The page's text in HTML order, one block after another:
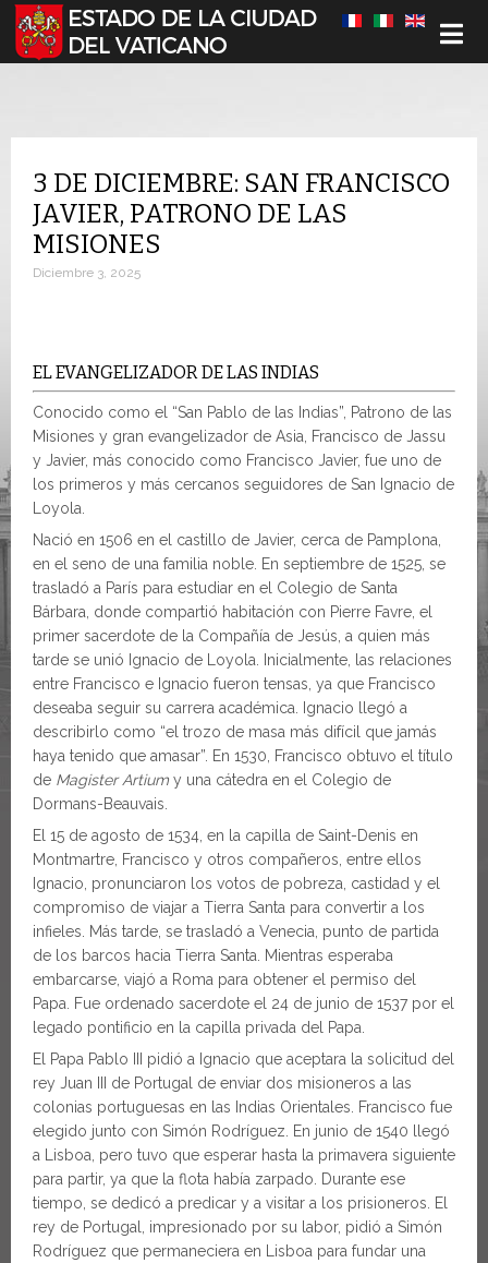
Seleccione su idioma
3 DE DICIEMBRE: SAN FRANCISCO
JAVIER, PATRONO DE LAS
MISIONES
Diciembre 3, 2025
EL EVANGELIZADOR DE LAS INDIAS
Conocido como el “San Pablo de las Indias”, Patrono de las
Misiones y gran evangelizador de Asia, Francisco de Jassu
y Javier, más conocido como Francisco Javier, fue uno de
los primeros y más cercanos seguidores de San Ignacio de
Loyola.
Nació en 1506 en el castillo de Javier, cerca de Pamplona,
en el seno de una familia noble. En septiembre de 1525, se
trasladó a París para estudiar en el Colegio de Santa
Bárbara, donde compartió habitación con Pierre Favre, el
primer sacerdote de la Compañía de Jesús, a quien más
tarde se unió Ignacio de Loyola. Inicialmente, las relaciones
entre Francisco e Ignacio fueron tensas, ya que Francisco
deseaba seguir su carrera académica. Ignacio llegó a
describirlo como “el trozo de masa más difícil que jamás
haya tenido que amasar”. En 1530, Francisco obtuvo el título
de Magister Artium y una cátedra en el Colegio de
Dormans-Beauvais.
El 15 de agosto de 1534, en la capilla de Saint-Denis en
Montmartre, Francisco y otros compañeros, entre ellos
Ignacio, pronunciaron los votos de pobreza, castidad y el
compromiso de viajar a Tierra Santa para convertir a los
infieles. Más tarde, se trasladó a Venecia, punto de partida
de los barcos hacia Tierra Santa. Mientras esperaba
embarcarse, viajó a Roma para obtener el permiso del
Papa. Fue ordenado sacerdote el 24 de junio de 1537 por el
legado pontificio en la capilla privada del Papa.
El Papa Pablo III pidió a Ignacio que aceptara la solicitud del
rey Juan III de Portugal de enviar dos misioneros a las
colonias portuguesas en las Indias Orientales. Francisco fue
elegido junto con Simón Rodríguez. En junio de 1540 llegó
a Lisboa, pero tuvo que esperar hasta la primavera siguiente
para partir, ya que la flota había zarpado. Durante ese
tiempo, se dedicó a predicar y a visitar a los prisioneros. El
rey de Portugal, impresionado por su labor, pidió a Simón
Rodríguez que permaneciera en Lisboa para fundar una